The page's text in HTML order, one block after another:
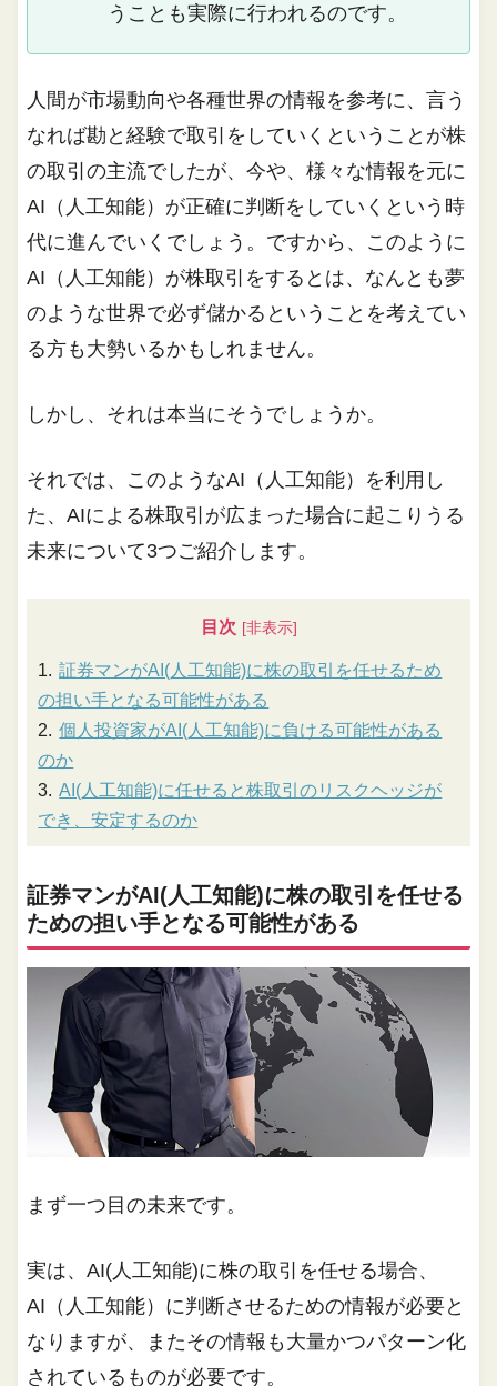
うことも実際に行われるのです。
人間が市場動向や各種世界の情報を参考に、言う
なれば勘と経験で取引をしていくということが株
の取引の主流でしたが、今や、様々な情報を元に
AI（人工知能）が正確に判断をしていくという時
代に進んでいくでしょう。ですから、このように
AI（人工知能）が株取引をするとは、なんとも夢
のような世界で必ず儲かるということを考えてい
る方も大勢いるかもしれません。
しかし、それは本当にそうでしょうか。
それでは、このようなAI（人工知能）を利用し
た、AIによる株取引が広まった場合に起こりうる
未来について3つご紹介します。
目次
証券マンがAI(人工知能)に株の取引を任せるため
の担い手となる可能性がある
個人投資家がAI(人工知能)に負ける可能性がある
のか
AI(人工知能)に任せると株取引のリスクヘッジが
でき、安定するのか
証券マンがAI(人工知能)に株の取引を任せる
ための担い手となる可能性がある
まず一つ目の未来です。
実は、AI(人工知能)に株の取引を任せる場合、
AI（人工知能）に判断させるための情報が必要と
なりますが、またその情報も大量かつパターン化
されているものが必要です。